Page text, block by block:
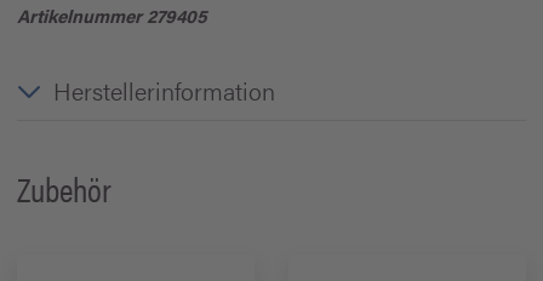
Artikelnummer 279405
Herstellerinformation
Zubehör